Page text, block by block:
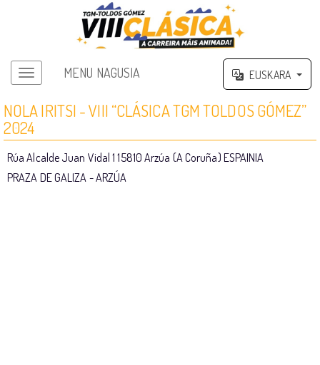
Menu nagusiaMENU NAGUSIA EUSKARA
NOLA IRITSI - VIII “CLÁSICA TGM TOLDOS GÓMEZ”
2024
Rúa Alcalde Juan Vidal 1 15810 Arzúa (A Coruña) ESPAINIA
PRAZA DE GALIZA - ARZÚA